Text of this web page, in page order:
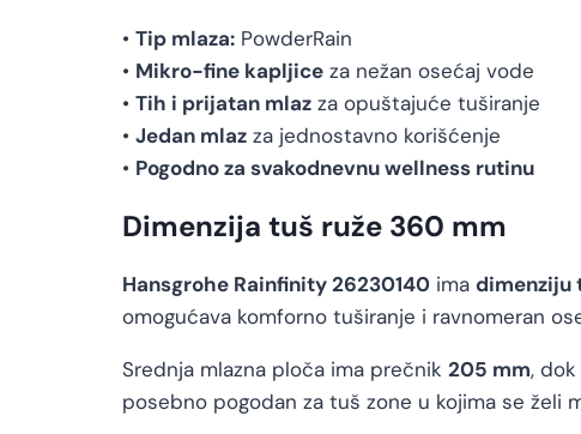
• Tip mlaza: PowderRain
• Mikro-fine kapljice za nežan osećaj vode
• Tih i prijatan mlaz za opuštajuće tuširanje
• Jedan mlaz za jednostavno korišćenje
• Pogodno za svakodnevnu wellness rutinu
Dimenzija tuš ruže 360 mm
Hansgrohe Rainfinity 26230140 ima dimenziju
omogućava komforno tuširanje i ravnomeran
Srednja mlazna ploča ima prečnik 205 mm,
posebno pogodan za tuš zone u kojima se želi